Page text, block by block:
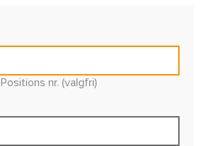
Positions nr. (valgfri)